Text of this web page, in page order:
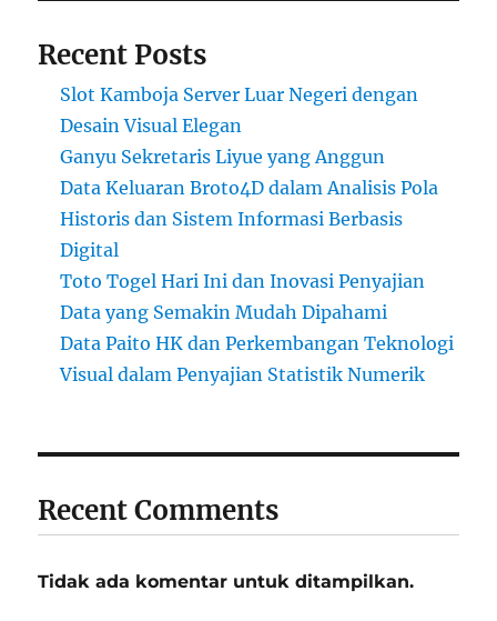
Recent Posts
Slot Kamboja Server Luar Negeri dengan
Desain Visual Elegan
Ganyu Sekretaris Liyue yang Anggun
Data Keluaran Broto4D dalam Analisis Pola
Historis dan Sistem Informasi Berbasis
Digital
Toto Togel Hari Ini dan Inovasi Penyajian
Data yang Semakin Mudah Dipahami
Data Paito HK dan Perkembangan Teknologi
Visual dalam Penyajian Statistik Numerik
Recent Comments
Tidak ada komentar untuk ditampilkan.